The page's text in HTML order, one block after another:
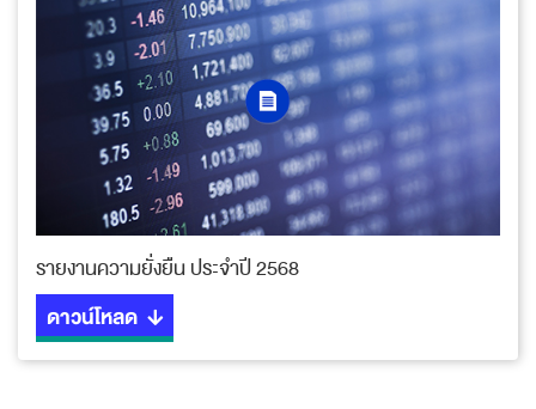
รายงานความยั่งยืน ประจำปี 2568
ดาวน์โหลด